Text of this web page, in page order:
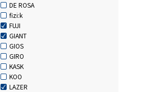
DE ROSA
fizi:k
FUJI
GIANT
GIOS
GIRO
KASK
KOO
LAZER